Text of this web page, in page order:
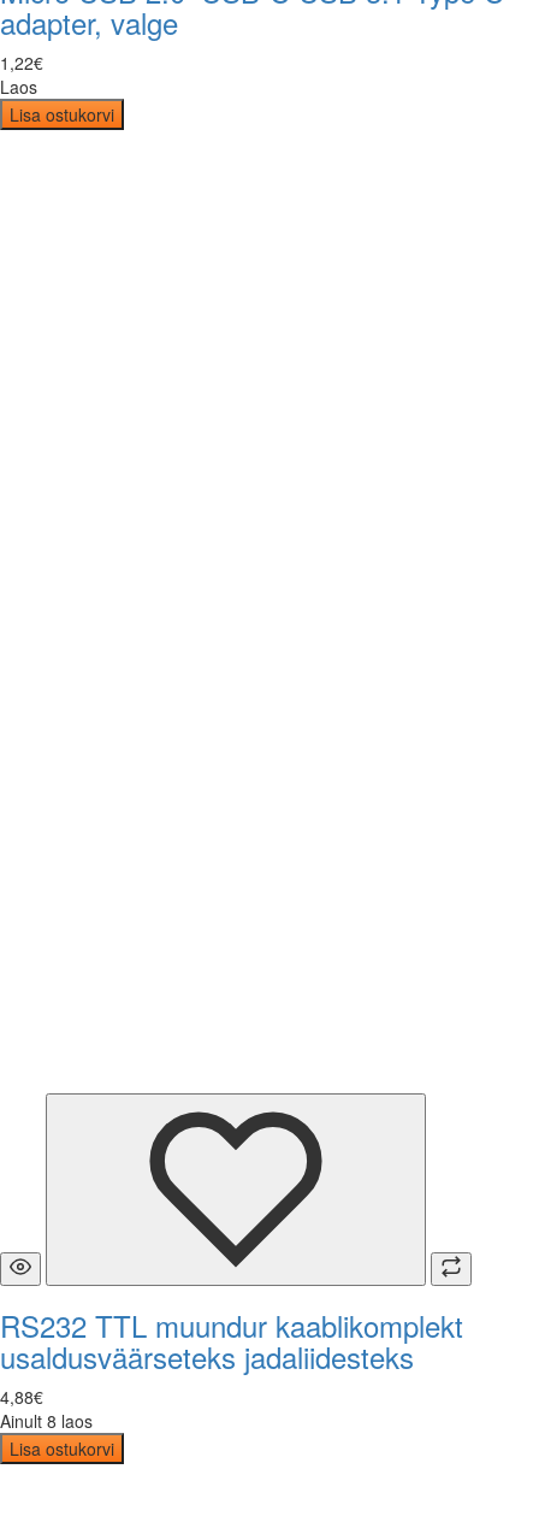
adapter, valge
1 ,22€
Laos
Lisa ostukorvi
RS232 TTL muundur kaablikomplekt
usaldusväärseteks jadaliidesteks
4,88€
Ainult 8 laos
Lisa ostukorvi